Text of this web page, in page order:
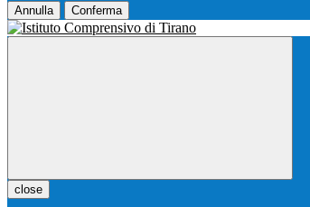
Annulla Conferma
close